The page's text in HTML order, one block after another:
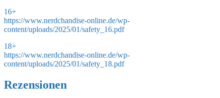
16+
https://www.nerdchandise-online.de/wp-
content/uploads/2025/01/safety_16.pdf
18+
https://www.nerdchandise-online.de/wp-
content/uploads/2025/01/safety_18.pdf
Rezensionen